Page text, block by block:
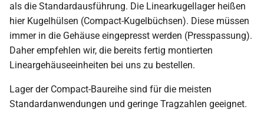
als die Standardausführung. Die Linearkugellager heißen
hier Kugelhülsen (Compact-Kugelbüchsen). Diese müssen
immer in die Gehäuse eingepresst werden (Presspassung).
Daher empfehlen wir, die bereits fertig montierten
Lineargehäuseeinheiten bei uns zu bestellen.
Lager der Compact-Baureihe sind für die meisten
Standardanwendungen und geringe Tragzahlen geeignet.